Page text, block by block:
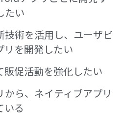
たい
技術を活用し、ユーザビ
リを開発したい
販促活動を強化したい
から、ネイティブアプリ
いる